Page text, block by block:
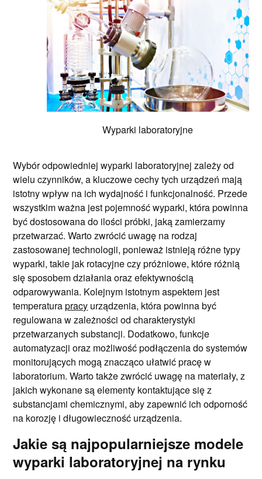
Wyparki laboratoryjne
Wybór odpowiedniej wyparki laboratoryjnej zależy od
wielu czynników, a kluczowe cechy tych urządzeń mają
istotny wpływ na ich wydajność i funkcjonalność. Przede
wszystkim ważna jest pojemność wyparki, która powinna
być dostosowana do ilości próbki, jaką zamierzamy
przetwarzać. Warto zwrócić uwagę na rodzaj
zastosowanej technologii, ponieważ istnieją różne typy
wyparki, takie jak rotacyjne czy próżniowe, które różnią
się sposobem działania oraz efektywnością
odparowywania. Kolejnym istotnym aspektem jest
temperaturapracy urządzenia, która powinna być
regulowana w zależności od charakterystyki
przetwarzanych substancji. Dodatkowo, funkcje
automatyzacji oraz możliwość podłączenia do systemów
monitorujących mogą znacząco ułatwić pracę w
laboratorium. Warto także zwrócić uwagę na materiały, z
jakich wykonane są elementy kontaktujące się z
substancjami chemicznymi, aby zapewnić ich odporność
na korozję i długowieczność urządzenia.
Jakie są najpopularniejsze modele
wyparki laboratoryjnej na rynku